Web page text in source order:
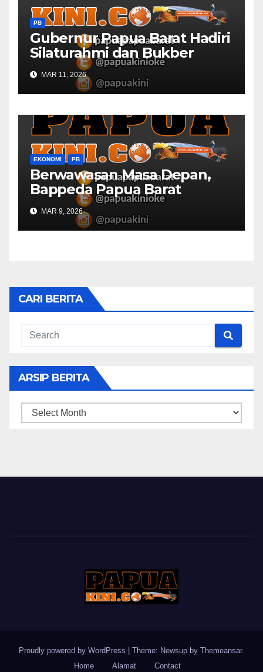
PB
Gubernur Papua Barat Hadiri
Silaturahmi dan Bukber
Bersama DPR RI dan
Mendagri di IPDN
MAR 11, 2026
EKONOMI PB
Berwawasan Masa Depan,
Bappeda Papua Barat
Konsultasi Publik RKPD 2027
MAR 9, 2026
CARI BERITA
ARSIP BERITA
ARSIP
Proudly powered by WordPress Theme: Newsup by Themeansar.
Home
Alamat Contact